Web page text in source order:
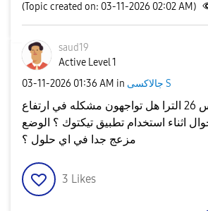
(Topic created on: 03-11-2026 02:02 AM)
saud19
Active Level 1
‎03-11-2026 01:36 AM in جالاكسى S
ملاك سامسونج اس 26 الترا هل تواجهون مشكله في ارتفاع
اثناء استخدام تطبيق تيكتوك ؟ الوضع
3 Likes